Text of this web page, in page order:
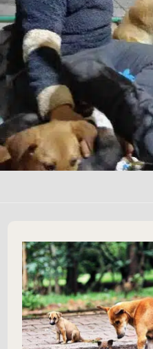
Geef een reactie
Je e-mailadres wordt niet gepubliceerd.
Reactie*